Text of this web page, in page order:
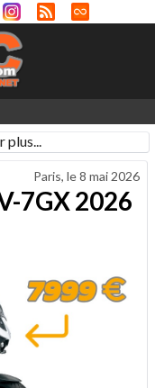
plus...
Paris, le8 mai 2026
7GX 2026